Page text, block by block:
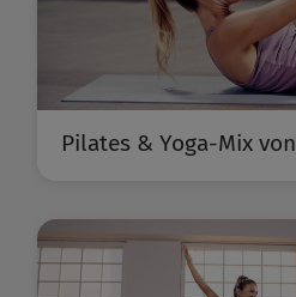
Pilates & Yoga-Mix